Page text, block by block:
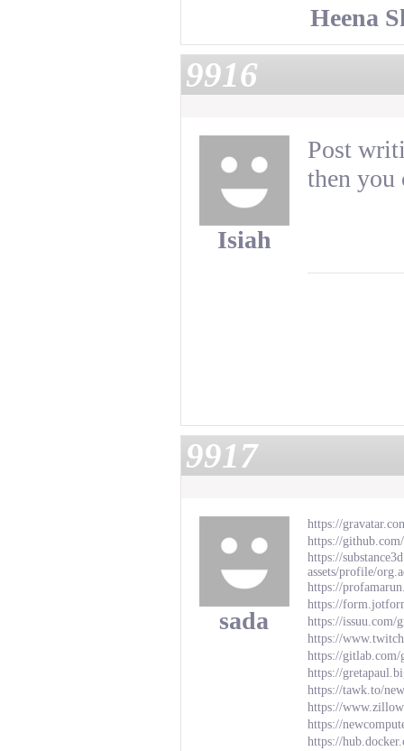
Heena
9916
Isiah
Post
then
9917
sada
https://
https://
https://
assets/profile/
https://
https://
https://issuu.com/
https://
https://gitlab.com/
https://
https://tawk.to/
https://
https://
https://